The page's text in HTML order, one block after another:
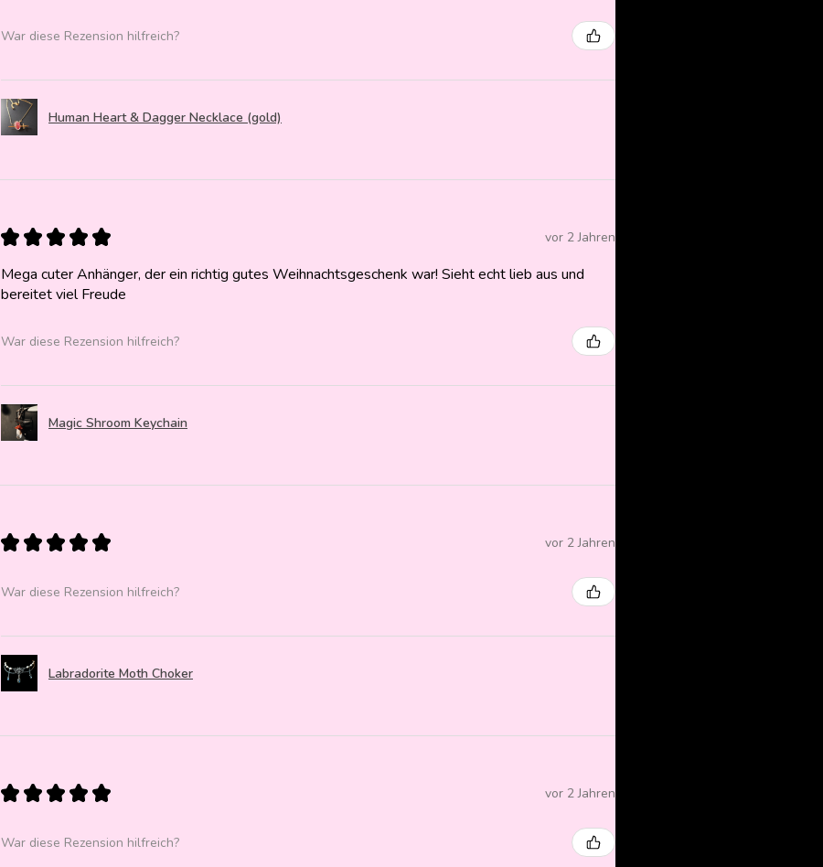
War diese Rezension hilfreich?
Human Heart & Dagger Necklace (gold)
★ ★ ★ ★ ★ vor 2 Jahren
Mega cuter Anhänger, der ein richtig gutes Weihnachtsgeschenk war! Sieht echt lieb aus und
bereitet viel Freude
War diese Rezension hilfreich?
Magic Shroom Keychain
★ ★ ★ ★ ★ vor 2 Jahren
War diese Rezension hilfreich?
Labradorite Moth Choker
★ ★ ★ ★ ★ vor 2 Jahren
War diese Rezension hilfreich?